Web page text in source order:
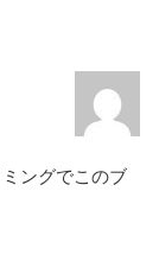
ングでこのブ